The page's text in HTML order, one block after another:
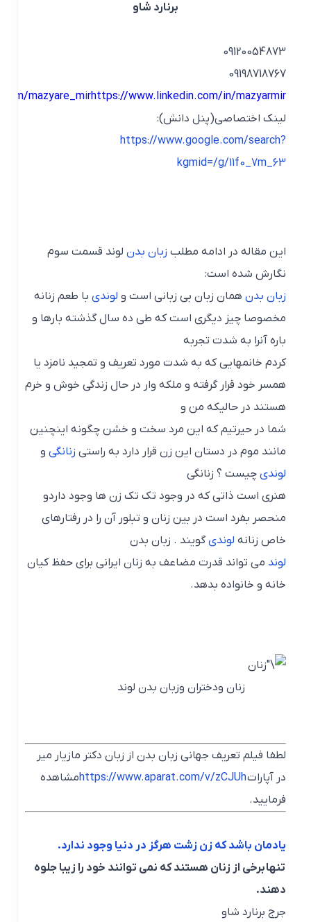
برنارد شاو
09120054873
09198718767
mazyare_mirhttps://www.linkedin.com/in/mazyarmir
لینک اختصاصی(پنل دانش):
https://www.google.com/search?
kgmid=/g/11f0_7m_63
این مقاله در ادامه مطلبزبان بدن لوند قسمت سوم
نگارش شده است:
زبان بدن همان زبان بی زبانی است ولوندیبا طعم زنانه
مخصوصا چیز دیگری است که طی ده سال گذشته بارها و
باره آنرا به شدت تجربه
کردم خانمهایی که به شدت مورد تعریف و تمجید نامزد یا
همسر خود قرار گرفته و ملکه وار در حال زندگی خوش و خرم
هستند در حالیکه من و
شما در حیرتیم که این مرد سخت و خشن چگونه اینچنین
مانند موم در دستان این زن قرار دارد به راستیزنانگیو
لوندیچیست ؟ زنانگی
هنری است ذاتی که در وجود تک تک زن ها وجود داردو
منحصر بفرد است در بین زنان و تبلور آن را در رفتارهای
خاص زنانهلوندیگویند . زبان بدن
می تواند قدرت مضاعف به زنان ایرانی برای حفظ کیان
خانه و خانواده بدهد.
زنان ودختران وزبان بدن لوند
لطفا فیلم تعریف جهانی زبان بدن از زبان دکتر مازیار میر
در آپاراتhttps://www.aparat.com/v/zCJUhمشاهده
فرمایید.
یادمان باشد که زن زشت هرگز در دنیا وجود ندارد.
تنها برخی از زنان هستند که نمی توانند خود را زیبا جلوه
دهند.
جرج برنارد شاو